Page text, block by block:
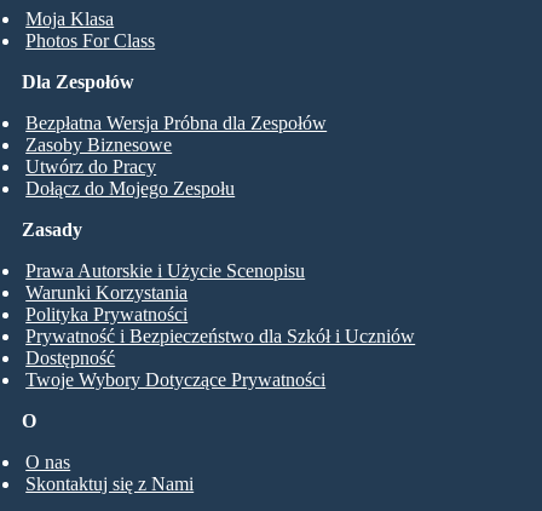
Moja Klasa
Photos For Class
Dla Zespołów
Bezpłatna Wersja Próbna dla Zespołów
Zasoby Biznesowe
Utwórz do Pracy
Dołącz do Mojego Zespołu
O
O nas
Skontaktuj się z Nami
Zasady
Prawa Autorskie i Użycie Scenopisu
Warunki Korzystania
Polityka Prywatności
Prywatność i Bezpieczeństwo dla Szkół i Uczniów
Dostępność
Twoje Wybory Dotyczące Prywatności